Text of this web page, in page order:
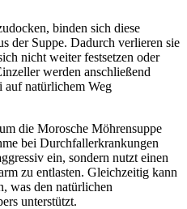
binden sich diese
der Suppe. Dadurch verlieren sie
nicht weiter festsetzen oder
werden anschließend
auf natürlichem Weg
die Morosche Möhrensuppe
bei Durchfallerkrankungen
ein, sondern nutzt einen
zu entlasten. Gleichzeitig kann
was den natürlichen
unterstützt.